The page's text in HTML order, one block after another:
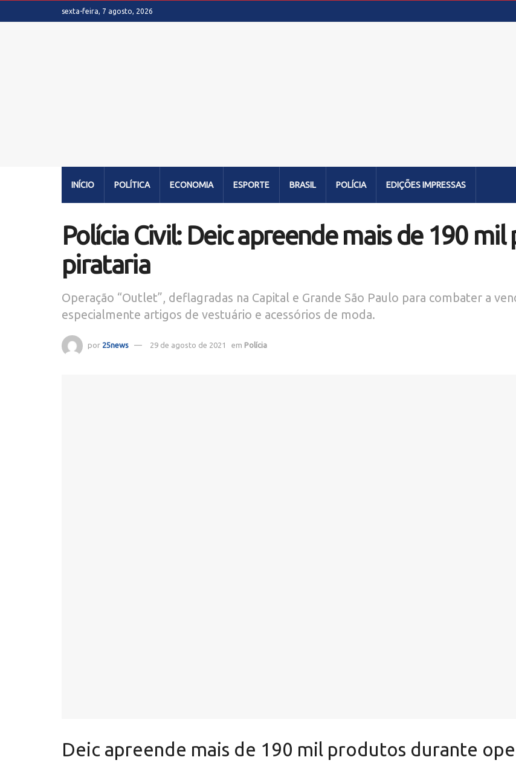
sexta-feira, 7 agosto, 2026
INÍCIO POLÍTICA ECONOMIA ESPORTE BRASIL POLÍCIA EDIÇÕES IMPRESSAS
Polícia Civil: Deic apreende mais de 190
pirataria
Operação “Outlet”, deflagradas na Capital e Grande São Paulo para combater a
especialmente artigos de vestuário e acessórios de moda.
por 25news 29 de agosto de 2021 em Polícia
Deic apreende mais de 190 mil produtos durante